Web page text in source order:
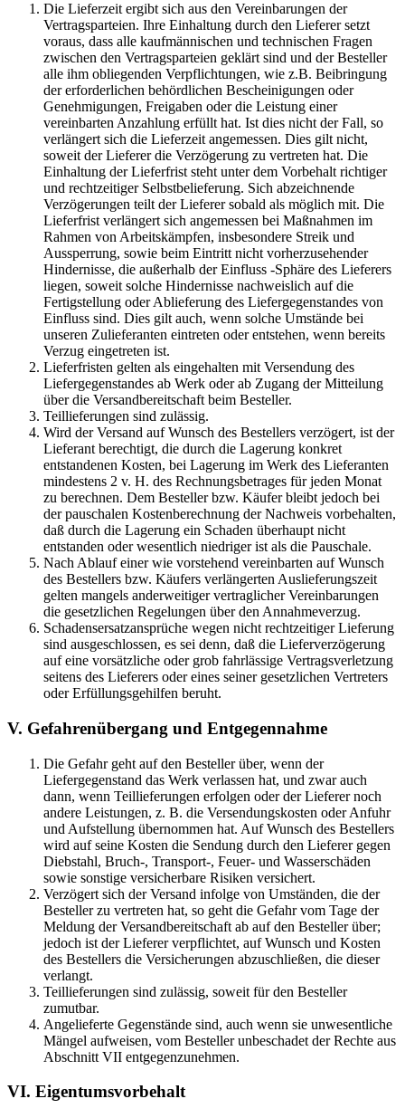
Die Lieferzeit ergibt sich aus den Vereinbarungen der
Vertragsparteien. Ihre Einhaltung durch den Lieferer setzt
voraus, dass alle kaufmännischen und technischen Fragen
zwischen den Vertragsparteien geklärt sind und der Besteller
alle ihm obliegenden Verpflichtungen, wie z.B. Beibringung
der erforderlichen behördlichen Bescheinigungen oder
Genehmigungen, Freigaben oder die Leistung einer
vereinbarten Anzahlung erfüllt hat. Ist dies nicht der Fall, so
verlängert sich die Lieferzeit angemessen. Dies gilt nicht,
soweit der Lieferer die Verzögerung zu vertreten hat. Die
Einhaltung der Lieferfrist steht unter dem Vorbehalt richtiger
und rechtzeitiger Selbstbelieferung. Sich abzeichnende
Verzögerungen teilt der Lieferer sobald als möglich mit. Die
Lieferfrist verlängert sich angemessen bei Maßnahmen im
Rahmen von Arbeitskämpfen, insbesondere Streik und
Aussperrung, sowie beim Eintritt nicht vorherzusehender
Hindernisse, die außerhalb der Einfluss -Sphäre des Lieferers
liegen, soweit solche Hindernisse nachweislich auf die
Fertigstellung oder Ablieferung des Liefergegenstandes von
Einfluss sind. Dies gilt auch, wenn solche Umstände bei
unseren Zulieferanten eintreten oder entstehen, wenn bereits
Verzug eingetreten ist.
Lieferfristen gelten als eingehalten mit Versendung des
Liefergegenstandes ab Werk oder ab Zugang der Mitteilung
über die Versandbereitschaft beim Besteller.
Teillieferungen sind zulässig.
Wird der Versand auf Wunsch des Bestellers verzögert, ist der
Lieferant berechtigt, die durch die Lagerung konkret
entstandenen Kosten, bei Lagerung im Werk des Lieferanten
mindestens 2 v. H. des Rechnungsbetrages für jeden Monat
zu berechnen. Dem Besteller bzw. Käufer bleibt jedoch bei
der pauschalen Kostenberechnung der Nachweis vorbehalten,
daß durch die Lagerung ein Schaden überhaupt nicht
entstanden oder wesentlich niedriger ist als die Pauschale.
Nach Ablauf einer wie vorstehend vereinbarten auf Wunsch
des Bestellers bzw. Käufers verlängerten Auslieferungszeit
gelten mangels anderweitiger vertraglicher Vereinbarungen
die gesetzlichen Regelungen über den Annahmeverzug.
Schadensersatzansprüche wegen nicht rechtzeitiger Lieferung
sind ausgeschlossen, es sei denn, daß die Lieferverzögerung
auf eine vorsätzliche oder grob fahrlässige Vertragsverletzung
seitens des Lieferers oder eines seiner gesetzlichen Vertreters
oder Erfüllungsgehilfen beruht.
V. Gefahrenübergang und Entgegennahme
Die Gefahr geht auf den Besteller über, wenn der
Liefergegenstand das Werk verlassen hat, und zwar auch
dann, wenn Teillieferungen erfolgen oder der Lieferer noch
andere Leistungen, z. B. die Versendungskosten oder Anfuhr
und Aufstellung übernommen hat. Auf Wunsch des Bestellers
wird auf seine Kosten die Sendung durch den Lieferer gegen
Diebstahl, Bruch-, Transport-, Feuer- und Wasserschäden
sowie sonstige versicherbare Risiken versichert.
Verzögert sich der Versand infolge von Umständen, die der
Besteller zu vertreten hat, so geht die Gefahr vom Tage der
Meldung der Versandbereitschaft ab auf den Besteller über;
jedoch ist der Lieferer verpflichtet, auf Wunsch und Kosten
des Bestellers die Versicherungen abzuschließen, die dieser
verlangt.
Teillieferungen sind zulässig, soweit für den Besteller
zumutbar.
Angelieferte Gegenstände sind, auch wenn sie unwesentliche
Mängel aufweisen, vom Besteller unbeschadet der Rechte aus
Abschnitt VII entgegenzunehmen.
VI. Eigentumsvorbehalt